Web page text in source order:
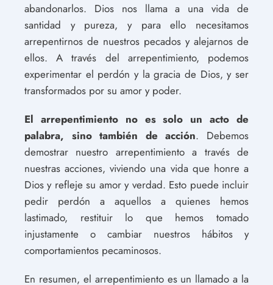
abandonarlos. Dios nos llama a una vida de
santidad y pureza, y para ello necesitamos
arrepentirnos de nuestros pecados y alejarnos de
ellos. A través del arrepentimiento, podemos
experimentar el perdón y la gracia de Dios, y ser
transformados por su amor y poder.
El arrepentimiento no es solo un acto de
palabra, sino también de acción. Debemos
demostrar nuestro arrepentimiento a través de
nuestras acciones, viviendo una vida que honre a
Dios y refleje su amor y verdad. Esto puede incluir
pedir perdón a aquellos a quienes hemos
lastimado, restituir lo que hemos tomado
injustamente o cambiar nuestros hábitos y
comportamientos pecaminosos.
En resumen, el arrepentimiento es un llamado a la